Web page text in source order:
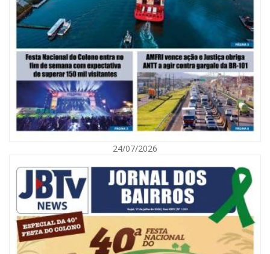
07/08/2026 | 07:00
Saúde de BC promove mutirão de DIU e Implanon na UBS Municípios
neste sábado
POLÍTICA
24/07/2026